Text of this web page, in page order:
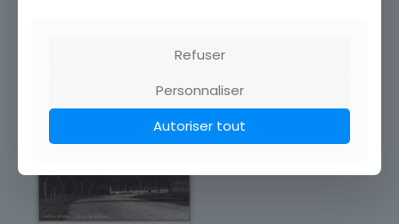
Refuser
Personnaliser
Autoriser tout